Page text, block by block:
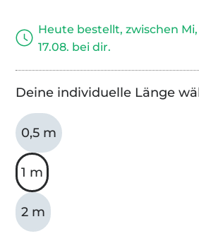
Heute bestellt, zwischen Mi,
17.08. bei dir.
Deine individuelle Länge
0,5 m
1 m
2 m